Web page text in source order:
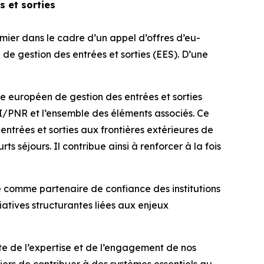
et sorties
dans le cadre d’un appel d’offres d’eu-
gestion des entrées et sorties (EES). D’une
européen de gestion des entrées et sorties
et l’ensemble des éléments associés. Ce
et sorties aux frontières extérieures de
séjours. Il contribue ainsi à renforcer à la fois
partenaire de confiance des institutions
structurantes liées aux enjeux
l’expertise et de l’engagement de nos